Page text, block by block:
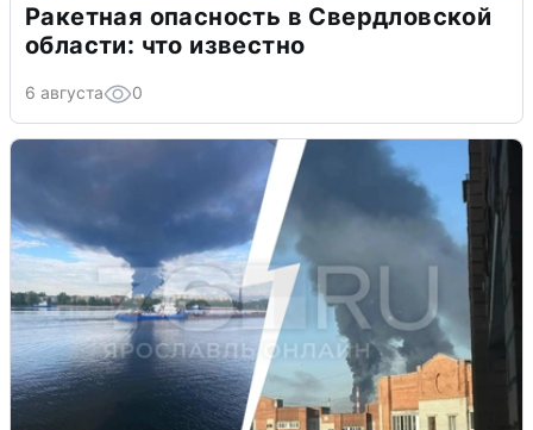
Ракетная опасность в Свердловской
области: что известно
6 августа 0